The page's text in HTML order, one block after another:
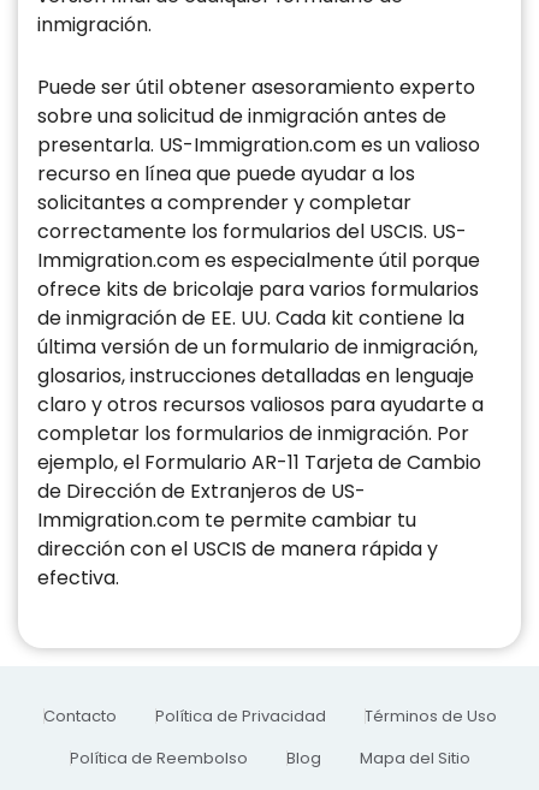
inmigración.
Puede ser útil obtener asesoramiento experto
sobre una solicitud de inmigración antes de
presentarla. US-Immigration.com es un valioso
recurso en línea que puede ayudar a los
solicitantes a comprender y completar
correctamente los formularios del USCIS. US-
Immigration.com es especialmente útil porque
ofrece kits de bricolaje para varios formularios
de inmigración de EE. UU. Cada kit contiene la
última versión de un formulario de inmigración,
glosarios, instrucciones detalladas en lenguaje
claro y otros recursos valiosos para ayudarte a
completar los formularios de inmigración. Por
ejemplo, el Formulario AR-11 Tarjeta de Cambio
de Dirección de Extranjeros de US-
Immigration.com te permite cambiar tu
dirección con el USCIS de manera rápida y
efectiva.
Contacto Política de Privacidad
Términos de Uso
Política de Reembolso
Blog Mapa del Sitio